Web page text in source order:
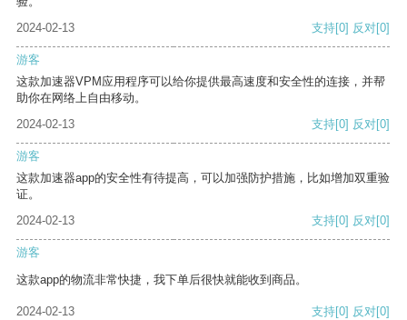
2024-02-13
支持[0] 反对[0]
游客
这款加速器VPM应用程序可以给你提供最高速度和安全性的连接，并帮
助你在网络上自由移动。
2024-02-13
支持[0] 反对[0]
游客
这款加速器app的安全性有待提高，可以加强防护措施，比如增加双重验
证。
2024-02-13
支持[0] 反对[0]
游客
这款app的物流非常快捷，我下单后很快就能收到商品。
2024-02-13 支持[0] 反对[0]